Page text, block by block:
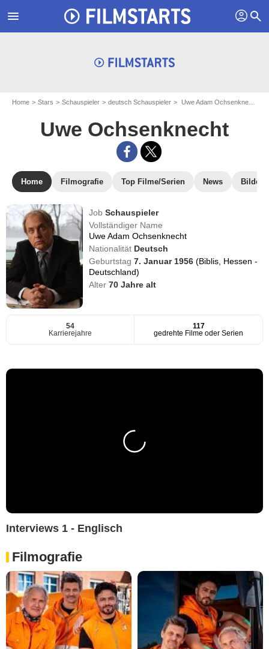
menu profil search
Home Stars Schauspieler deutsch Schauspieler Uwe Adam Ochsenknecht - aka : Uwe Ochsenknecht
Uwe Ochsenknecht
Home Filmografie Top Filme/Serien News Bilder
JobSchauspieler
Vollständiger Name
Uwe Adam Ochsenknecht
Nationalität Deutsch
Geburtstag7. Januar 1956(Biblis, Hessen -
Deutschland)
Alter70 Jahre alt
54
Karrierejahre
117
gedrehte Filme oder Serien
Interviews 1 - Englisch
Filmografie